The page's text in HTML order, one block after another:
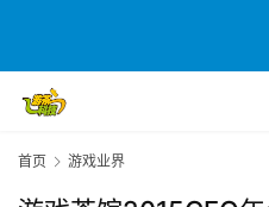
首页 游戏业界